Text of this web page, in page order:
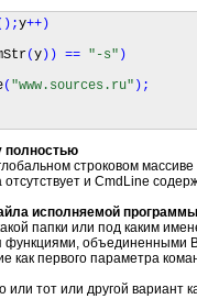
y++)
(y )) == "-s" )
( "www.sources.ru" );
полностью
строковом
и CmdLine
исполняемой
папки или под каким
функциями, объединенными
как первого параметра
или тот или другой вариант